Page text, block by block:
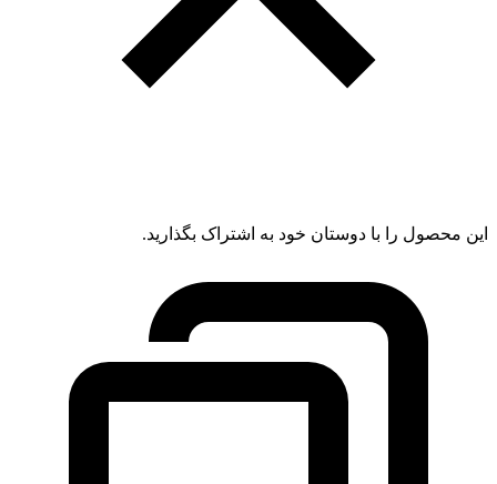
این محصول را با دوستان خود به اشتراک بگذارید.